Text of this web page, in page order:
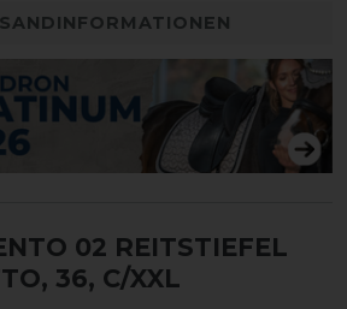
02 REITSTIEFEL
36, C/XXL